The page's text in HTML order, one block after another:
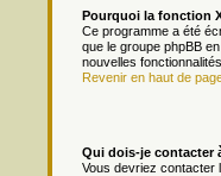
Pourquoi la fonction
Ce programme a été
que le groupe phpBB
nouvelles fonctionnalités.
Revenir en haut de
Qui dois-je contacter
Vous devriez contacter